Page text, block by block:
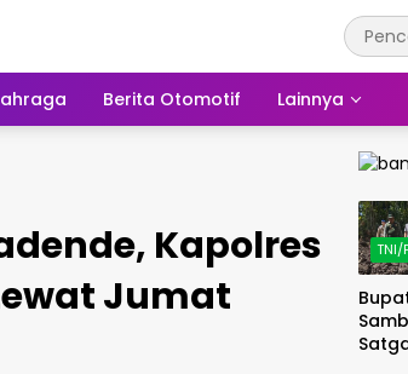
Berita Otomotif Lainnya
Kapolres
Jumat
TNI/